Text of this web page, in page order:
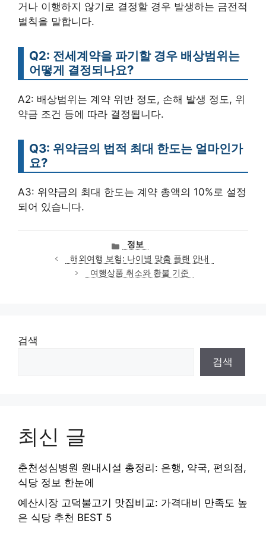
거나 이행하지 않기로 결정할 경우 발생하는 금전적
벌칙을 말합니다.
Q2: 전세계약을 파기할 경우 배상범위는
어떻게 결정되나요?
A2: 배상범위는 계약 위반 정도, 손해 발생 정도, 위
약금 조건 등에 따라 결정됩니다.
Q3: 위약금의 법적 최대 한도는 얼마인가
요?
A3: 위약금의 최대 한도는 계약 총액의 10%로 설정
되어 있습니다.
카
테
고
리
정보
해외여행 보험: 나이별 맞춤 플랜 안내
여행상품 취소와 환불 기준
검색
검색
최신 글
춘천성심병원 원내시설 총정리: 은행, 약국, 편의점,
식당 정보 한눈에
예산시장 고덕불고기 맛집비교: 가격대비 만족도 높
은 식당 추천 BEST 5